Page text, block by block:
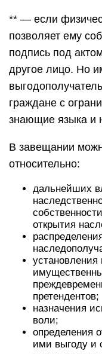
** — если
позволяет ему
подпись под
другое лицо. Но
граждане с
знающие языка и
В завещании
относительно:
дальнейших
открытия
претендентов;
назначения
воли;
определения
ими выгоду и